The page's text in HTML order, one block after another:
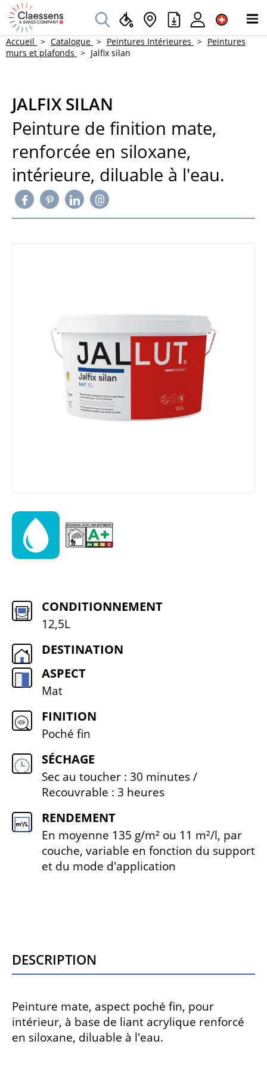
Accueil Catalogue Peintures Intérieures
Peintures
murs et plafonds
Jalfix silan
JALFIX SILAN
Peinture de finition mate,
renforcée en siloxane,
intérieure, diluable à l'eau.
CONDITIONNEMENT
12,5L
DESTINATION
ASPECT
Mat
FINITION
Poché fin
SÉCHAGE
Sec au toucher : 30 minutes /
Recouvrable : 3 heures
RENDEMENT
En moyenne 135 g/m² ou 11 m²/l, par
couche, variable en fonction du support
et du mode d'application
Description
Peinture mate, aspect poché fin, pour
intérieur, à base de liant acrylique renforcé
en siloxane, diluable à l'eau.